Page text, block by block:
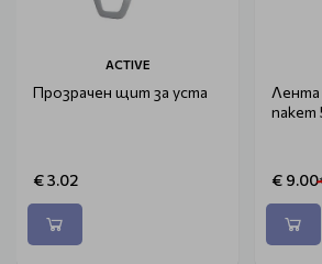
ACTIVE
Прозрачен щит за уста
€ 3.02
Лента
пакет
€ 9.00